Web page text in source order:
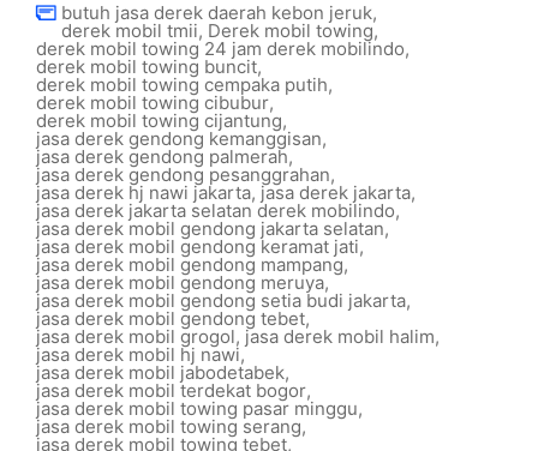
butuh jasa derek daerah kebon jeruk,
derek mobil tmii, Derek mobil towing,
derek mobil towing 24 jam derek mobilindo,
derek mobil towing buncit,
derek mobil towing cempaka putih,
derek mobil towing cibubur,
derek mobil towing cijantung,
jasa derek gendong kemanggisan,
jasa derek gendong palmerah,
jasa derek gendong pesanggrahan,
jasa derek hj nawi jakarta, jasa derek jakarta,
jasa derek jakarta selatan derek mobilindo,
jasa derek mobil gendong jakarta selatan,
jasa derek mobil gendong keramat jati,
jasa derek mobil gendong mampang,
jasa derek mobil gendong meruya,
jasa derek mobil gendong setia budi jakarta,
jasa derek mobil gendong tebet,
jasa derek mobil grogol, jasa derek mobil halim,
jasa derek mobil hj nawi,
jasa derek mobil jabodetabek,
jasa derek mobil terdekat bogor,
jasa derek mobil towing pasar minggu,
jasa derek mobil towing serang,
jasa derek mobil towing tebet,